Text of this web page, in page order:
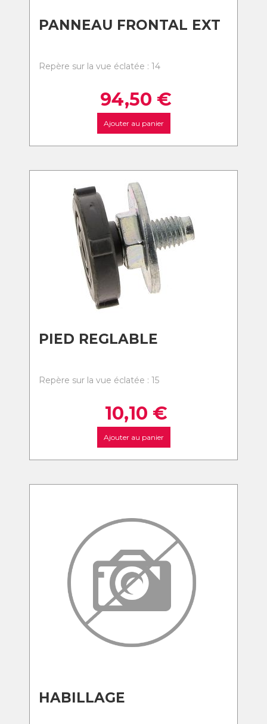
PANNEAU FRONTAL EXT
Repère sur la vue éclatée : 14
94,50 €
Ajouter au panier
PIED REGLABLE
Repère sur la vue éclatée : 15
10,10 €
Ajouter au panier
HABILLAGE